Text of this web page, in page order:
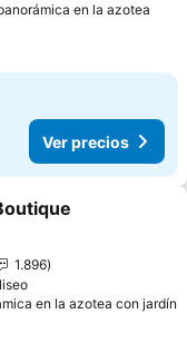
en la azotea
Ver precios
favoritos
1.896
en la azotea con jardín